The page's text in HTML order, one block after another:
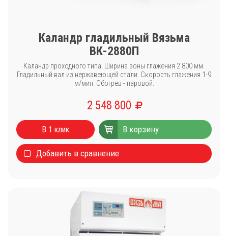
Каландр гладильный Вязьма
ВК-2880П
Каландр проходного типа. Ширина зоны глажения 2 800 мм.
Гладильный вал из нержавеющей стали. Скорость глажения 1-9
м/мин. Обогрев - паровой.
2 548 800
В 1 клик В корзину
Добавить в сравнение